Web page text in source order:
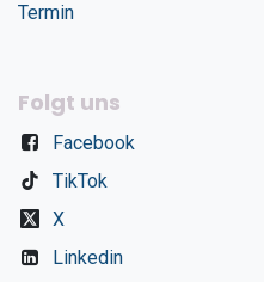
Termin
Folgt uns
Facebook
TikTok
X
Linkedin